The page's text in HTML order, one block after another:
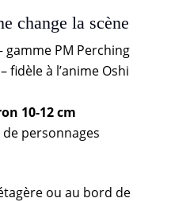
change la scène
gamme PM Perching
– fidèle à l’anime Oshi
10-12 cm
de personnages
ou au bord de